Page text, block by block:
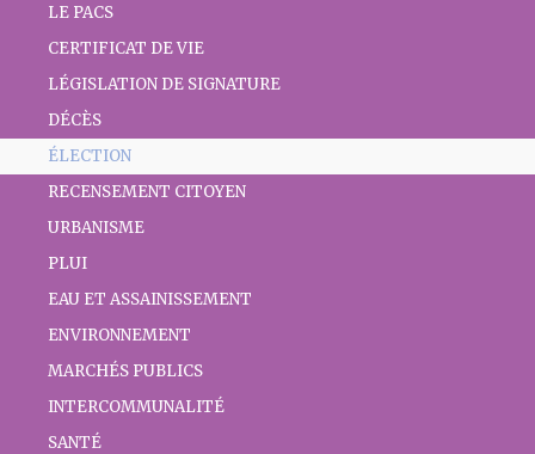
LE PACS
CERTIFICAT DE VIE
LÉGISLATION DE SIGNATURE
DÉCÈS
ÉLECTION
RECENSEMENT CITOYEN
URBANISME
PLUI
EAU ET ASSAINISSEMENT
ENVIRONNEMENT
MARCHÉS PUBLICS
INTERCOMMUNALITÉ
SANTÉ